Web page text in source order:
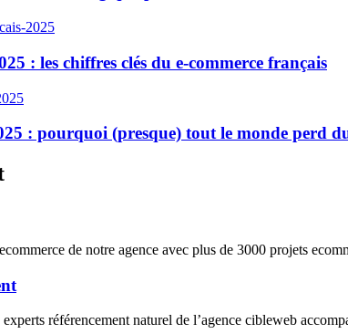
: les chiffres clés du e-commerce français
: pourquoi (presque) tout le monde perd
de notre agence avec plus de 3000 projets
référencement naturel de l’agence cibleweb